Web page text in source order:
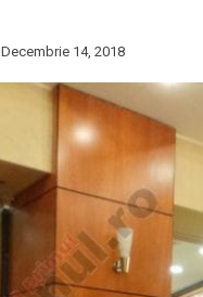
Decembrie 14, 2018